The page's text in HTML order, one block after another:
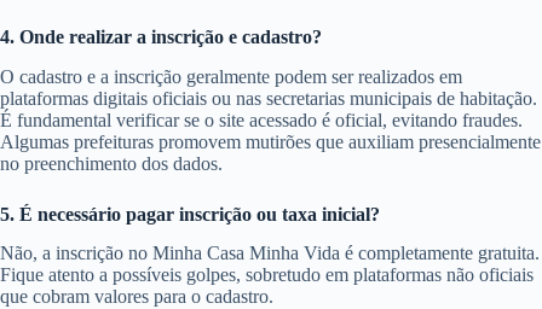
4. Onde realizar a inscrição e cadastro?
O cadastro e a inscrição geralmente podem ser realizados em
plataformas digitais oficiais ou nas secretarias municipais de habitação.
É fundamental verificar se o site acessado é oficial, evitando fraudes.
Algumas prefeituras promovem mutirões que auxiliam presencialmente
no preenchimento dos dados.
5. É necessário pagar inscrição ou taxa inicial?
Não, a inscrição no Minha Casa Minha Vida é completamente gratuita.
Fique atento a possíveis golpes, sobretudo em plataformas não oficiais
que cobram valores para o cadastro.